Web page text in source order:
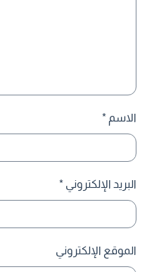
الاسم *
البريد الإلكتروني *
الموقع الإلكتروني